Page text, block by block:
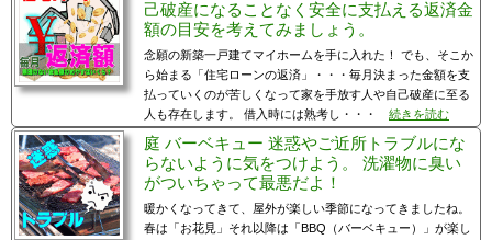
己破産になることなく安全に支払える返済金
額の目安を考えてみましょう。
念願の新築一戸建てマイホームを手に入れた！ でも、そこか
ら始まる「住宅ローンの返済」・・・毎月決まった金額を支
払っていくのが苦しくなって家を手放す人や自己破産に至る
人も存在します。 借入時には熟考し・・・ 続きを読む
庭 バーベキュー 迷惑やご近所トラブルにな
らないように気をつけよう。 洗濯物に臭い
がついちゃって最悪だよ！
暖かくなってきて、屋外が楽しい季節になってきましたね。
春は「お花見」それ以降は「BBQ（バーベキュー）」が楽し